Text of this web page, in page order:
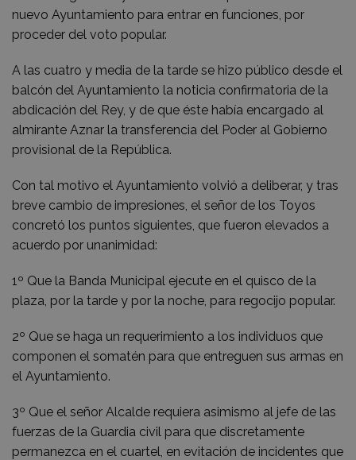
nuevo Ayuntamiento para entrar en funciones, por
proceder del voto popular.
A las cuatro y media de la tarde se hizo público desde el
balcón del Ayuntamiento la noticia confirmatoria de la
abdicación del Rey, y de que éste había encargado al
almirante Aznar la transferencia del Poder al Gobierno
provisional de la República.
Con tal motivo el Ayuntamiento volvió a deliberar, y tras
breve cambio de impresiones, el señor de los Toyos
concretó los puntos siguientes, que fueron elevados a
acuerdo por unanimidad:
1º Que la Banda Municipal ejecute en el quisco de la
plaza, por la tarde y por la noche, para regocijo popular.
2º Que se haga un requerimiento a los individuos que
componen el somatén para que entreguen sus armas en
el Ayuntamiento.
3º Que el señor Alcalde requiera asimismo al jefe de las
fuerzas de la Guardia civil para que discretamente
permanezca en el cuartel, en evitación de incidentes que